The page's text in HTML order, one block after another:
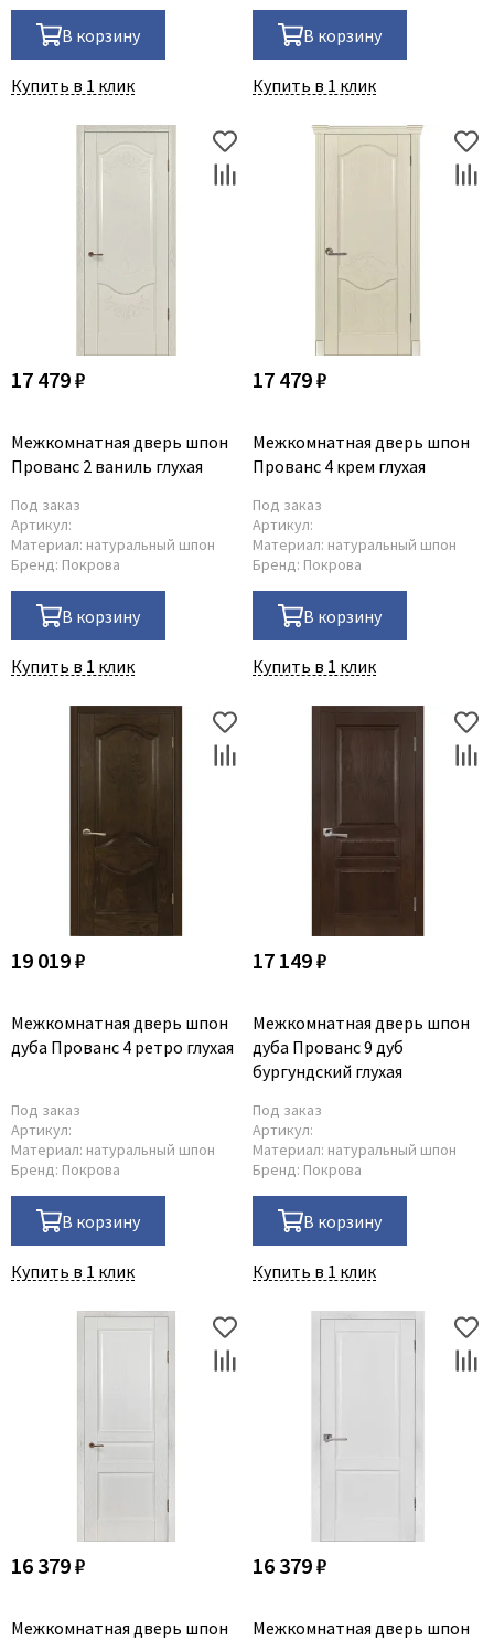
В корзину
Купить в 1 клик
В корзину
Купить в 1 клик
17 479 ₽
Межкомнатная дверь шпон
Прованс 2 ваниль глухая
Под заказ
Артикул:
Материал: натуральный шпон
Бренд: Покрова
В корзину
Купить в 1 клик
17 479 ₽
Межкомнатная дверь шпон
Прованс 4 крем глухая
Под заказ
Артикул:
Материал: натуральный шпон
Бренд: Покрова
В корзину
Купить в 1 клик
19 019 ₽
Межкомнатная дверь шпон
дуба Прованс 4 ретро глухая
Под заказ
Артикул:
Материал: натуральный шпон
Бренд: Покрова
В корзину
Купить в 1 клик
17 149 ₽
Межкомнатная дверь шпон
дуба Прованс 9 дуб
бургундский глухая
Под заказ
Артикул:
Материал: натуральный шпон
Бренд: Покрова
В корзину
Купить в 1 клик
16 379 ₽
Межкомнатная дверь шпон
16 379 ₽
Межкомнатная дверь шпон